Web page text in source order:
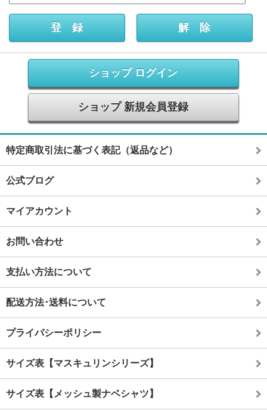
ショップ ログイン
ショップ 新規会員登録
特定商取引法に基づく表記（返品など）
公式ブログ
マイアカウント
お問い合わせ
支払い方法について
配送方法･送料について
プライバシーポリシー
サイズ表【マスキュリンシリーズ】
サイズ表【メッシュ製ナベシャツ】